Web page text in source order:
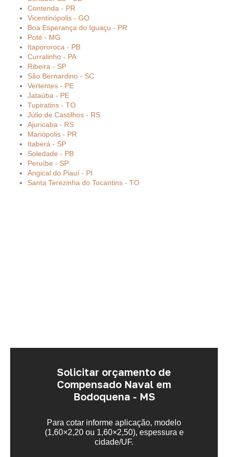
Contenda - PR
Vicentinópolis - GO
Boa Esperança do Iguaçu - PR
Poté - MG
Itapororoca - PB
Curralinho - PA
Ribeira - SP
São Bernardino - SC
Vertentes - PE
Jataúba - PE
Tupiratins - TO
Júlio de Castilhos - RS
Ajuricaba - RS
Mariópolis - PR
Itaberá - SP
Soledade - PB
Peruíbe - SP
Angical do Piauí - PI
Santa Terezinha do Tocantins - TO
Solicitar orçamento de
Compensado Naval em
Bodoquena - MS
Para cotar informe aplicação, modelo
(1,60×2,20 ou 1,60×2,50), espessura e
cidade/UF.